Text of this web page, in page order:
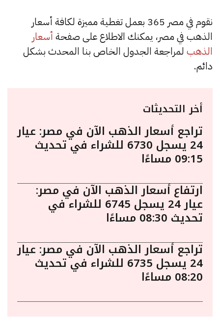
نقوم في مصر 365 بعمل تغطية مميزة لكافة أسعار
الذهب في مصر، يمكنك الاطلاع على صفحة أسعار
الذهب لمراجعة الجدول الخاص بنا المحدث بشكل
دائم.
أخر التحديثات
تراجع أسعار الذهب الآن في مصر: عيار
24 يسجل 6730 للشراء في تحديث
09:15 مساءًا
ارتفاع أسعار الذهب الآن في مصر:
عيار 24 يسجل 6745 للشراء في
تحديث 08:30 مساءًا
تراجع أسعار الذهب الآن في مصر: عيار
24 يسجل 6735 للشراء في تحديث
08:20 مساءًا